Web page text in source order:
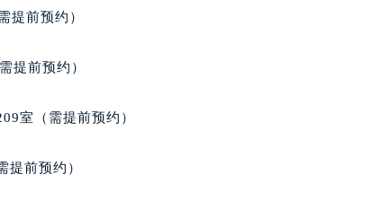
中心（需提前预约）
务中心（需提前预约）
心（需提前预约）
心（需提前预约）
提前预约）
提前预约）
室（需提前预约）
前预约）